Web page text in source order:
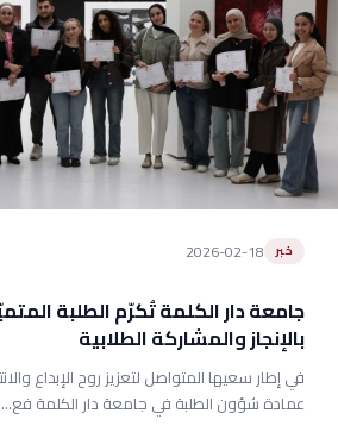
خبر 2026-02-18
جامعة دار الكلمة تُكرّم الطلبة
بالإنجاز والمشاركة الطلابية
في إطار سعيها المتواصل لتعزيز روح الإبداع
عمادة شؤون الطلبة في جامعة دار الكلمة فع...